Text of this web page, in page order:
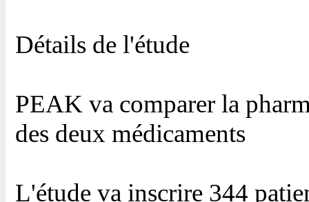
Détails de l'étude
PEAK va comparer la
des deux médicaments
L'étude va inscrire 344